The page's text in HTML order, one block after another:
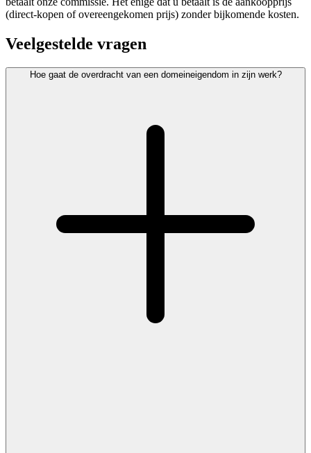
(direct-kopen of overeengekomen prijs) zonder bijkomende kosten.
Veelgestelde vragen
Hoe gaat de overdracht van een domeineigendom in zijn werk?